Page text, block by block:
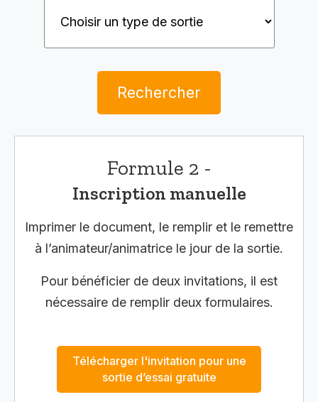
Rechercher
Formule 2 -
Inscription manuelle
Imprimer le document, le remplir et le remettre
à l’animateur/animatrice le jour de la sortie.
Pour bénéficier de deux invitations, il est
nécessaire de remplir deux formulaires.
Télécharger l'invitation pour une
sortie d’essai gratuite